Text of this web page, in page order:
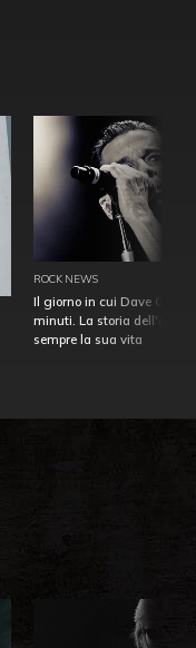
ROCK NEWS
Il giorno in cui Dave
minuti. La storia
sempre la sua vita